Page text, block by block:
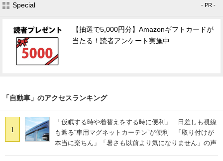
Special - PR -
【抽選で5,000円分】Amazonギフトカードが
当たる！読者アンケート実施中
「自動車」のアクセスランキング
1
「仮眠する時や着替えをする時に便利」 日差しも視線
も遮る“車用マグネットカーテン”が便利 「取り付けが
本当に楽ちん」「暑さも以前より気になりません」の声